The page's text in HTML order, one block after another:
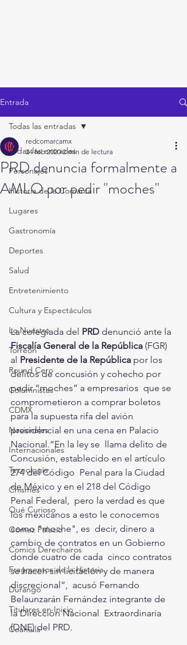
Entrada
Todas las entradas
Personajes
Historia de la Comarca
Lugares
Gastronomía
Deportes
Salud
Entretenimiento
Cultura y Espectáculos
Lo Nuestro
Torreón
Round Cero
Columnistas
CDMX
Nacionales
Internacionales
Tecnología
Chismes
Qué Curioso
Gómez Palacio
Comics Derechairos
Fragmentos de la Historia
Durango
Titulares en Inicio
Coahuila
Todas las entradas
PRD denuncia formalmente a
AMLO por pedir "moches"
redcomarcamx
24 feb 2020 2 min de lectura
La colegiada del PRD denunció ante la
Fiscalía General de la República (FGR)
al Presidente de la República por los
delitos de concusión y cohecho por
pedir “moches” a empresarios  que se
comprometieron a comprar boletos
para la supuesta rifa del avión
presidencial en una cena en Palacio
Nacional.“En la ley se  llama delito de
Concusión, establecido en el artículo
274 del Código  Penal para la Ciudad
de México y en el 218 del Código
Penal Federal,  pero la verdad es que
los mexicanos a esto le conocemos
como "moche", es  decir, dinero a
cambio de contratos en un Gobierno
donde cuatro de cada  cinco contratos
se hacen sin licitación y de manera
discrecional”,  acusó Fernando
Belaunzarán Fernández integrante de
la Dirección Nacional  Extraordinaria
(DNE) del PRD.